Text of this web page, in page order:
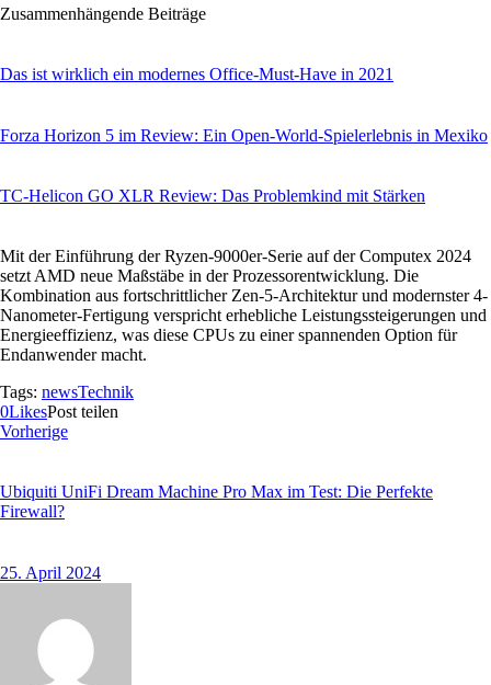
Zusammenhängende Beiträge
Das ist wirklich ein modernes Office-Must-Have in 2021
Forza Horizon 5 im Review: Ein Open-World-Spielerlebnis in Mexiko
TC-Helicon GO XLR Review: Das Problemkind mit Stärken
Mit der Einführung der Ryzen-9000er-Serie auf der Computex 2024
setzt AMD neue Maßstäbe in der Prozessorentwicklung. Die
Kombination aus fortschrittlicher Zen-5-Architektur und modernster 4-
Nanometer-Fertigung verspricht erhebliche Leistungssteigerungen und
Energieeffizienz, was diese CPUs zu einer spannenden Option für
Endanwender macht.
Tags: newsTechnik
0LikesPost teilen
Vorherige
Ubiquiti UniFi Dream Machine Pro Max im Test: Die Perfekte
Firewall?
25. April 2024